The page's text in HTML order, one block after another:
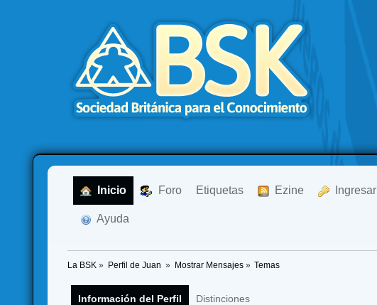
Inicio Foro Etiquetas Ezine Ingresar
Ayuda
La BSK » Perfil de Juan » Mostrar Mensajes» Temas
Información del Perfil Distinciones